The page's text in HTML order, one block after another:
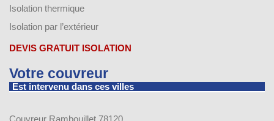
Isolation thermique
Isolation par l’extérieur
DEVIS GRATUIT ISOLATION
Votre couvreur
Est intervenu dans ces villes
Couvreur Rambouillet 78120